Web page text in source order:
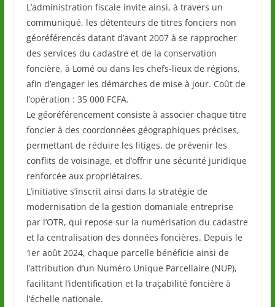
L’administration fiscale invite ainsi, à travers un
communiqué, les détenteurs de titres fonciers non
géoréférencés datant d’avant 2007 à se rapprocher
des services du cadastre et de la conservation
foncière, à Lomé ou dans les chefs-lieux de régions,
afin d’engager les démarches de mise à jour. Coût de
l’opération : 35 000 FCFA.
Le géoréférencement consiste à associer chaque titre
foncier à des coordonnées géographiques précises,
permettant de réduire les litiges, de prévenir les
conflits de voisinage, et d’offrir une sécurité juridique
renforcée aux propriétaires.
L’initiative s’inscrit ainsi dans la stratégie de
modernisation de la gestion domaniale entreprise
par l’OTR, qui repose sur la numérisation du cadastre
et la centralisation des données foncières. Depuis le
1er août 2024, chaque parcelle bénéficie ainsi de
l’attribution d’un Numéro Unique Parcellaire (NUP),
facilitant l’identification et la traçabilité foncière à
l’échelle nationale.